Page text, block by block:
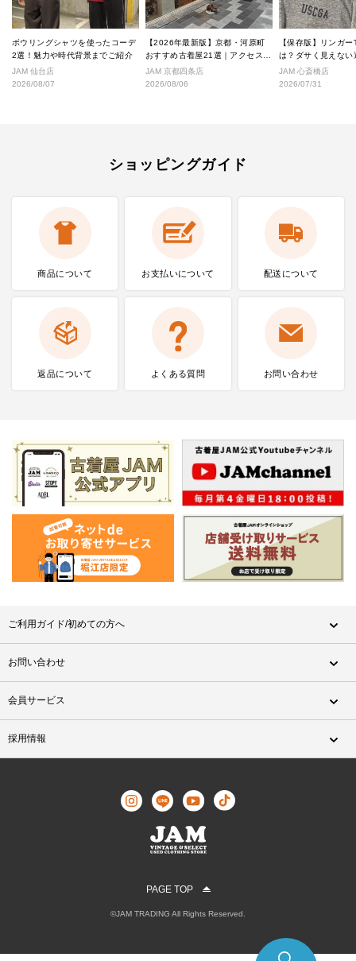
ボウリングシャツを使ったコーデ
2選！魅力や時代背景までご紹介
JAM 仙台店
2026/08/07
【2026年最新版】京都・河原町
おすすめ古着屋21選｜アクセス良
好な絶対行くべきショップ厳選！
JAM 京都四条店
2026/08/06
【保存版】リンガ
は？ダサく見えない
なし完全ガイド
JAM 心斎橋店
2026/07/31
ショッピングガイド
商品について お支払いについて 配送について
返品について よくある質問 お問い合わせ
ご利用ガイド/初めての方へ
お問い合わせ
会員サービス
採用情報
PAGE TOP
©JAM TRADING All Rights Reserved.